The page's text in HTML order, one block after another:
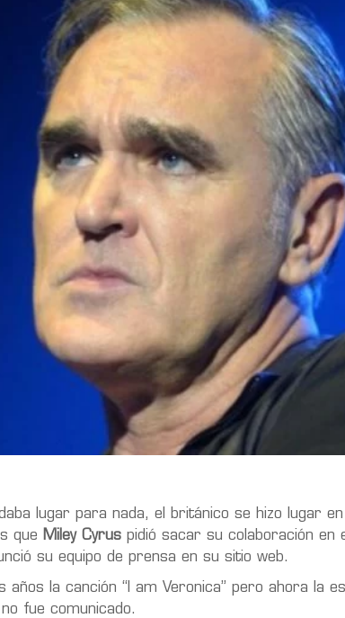
lugar para nada, el británico se hizo lugar
que
Miley Cyrus pidió sacar su colaboración en
su equipo de prensa en su sitio web.
la canción “I am Veronica” pero ahora la
fue comunicado.